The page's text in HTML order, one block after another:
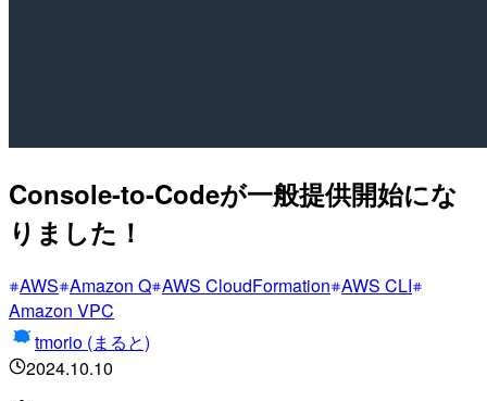
Console-to-Codeが一般提供開始にな
りました！
AWS Amazon Q AWS CloudFormation AWS CLI
Amazon VPC
tmorio (まると)
2024.10.10